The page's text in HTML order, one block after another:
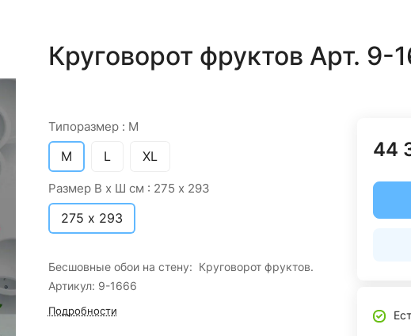
Круговорот фруктов Арт. 9-
Типоразмер : M
M L XL
Размер В х Ш см : 275 х 293
275 х 293
Бесшовные обои на стену: Круговорот фруктов.
Артикул: 9-1666
Подробности
44